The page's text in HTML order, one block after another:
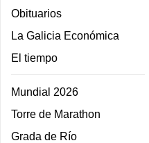
Obituarios
La Galicia Económica
El tiempo
Mundial 2026
Torre de Marathon
Grada de Río